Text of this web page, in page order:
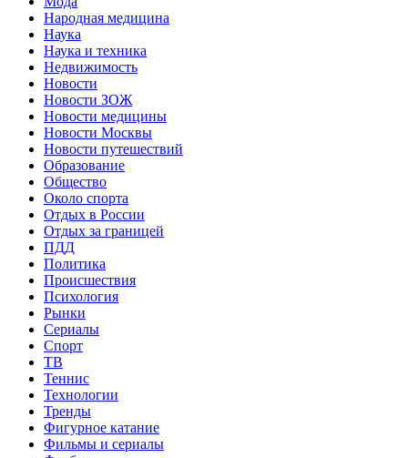
Народная медицина
Наука
Наука и техника
Недвижимость
Новости
Новости ЗОЖ
Новости медицины
Новости Москвы
Новости путешествий
Образование
Общество
Около спорта
Отдых в России
Отдых за границей
ПДД
Политика
Происшествия
Психология
Рынки
Сериалы
Спорт
ТВ
Теннис
Технологии
Тренды
Фигурное катание
Фильмы и сериалы